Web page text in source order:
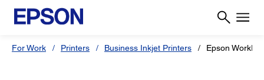
For Work Printers Business Inkjet Printers Epson